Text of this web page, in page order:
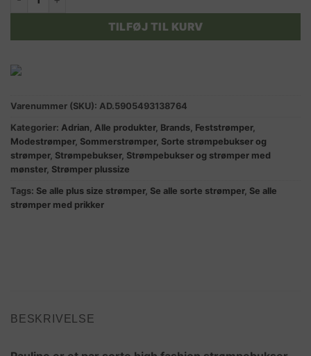
TILFØJ TIL KURV
Varenummer (SKU): AD.5905493138764
Kategorier: Adrian, Alle produkter, Brands, Feststrømper,
Modestrømper, Sommerstrømper, Sorte strømpebukser og
strømper, Strømpebukser, Strømpebukser og strømper med
mønster, Strømper plussize
Tags: Se alle plus size strømper, Se alle sorte strømper, Se alle
strømper med prikker
BESKRIVELSE